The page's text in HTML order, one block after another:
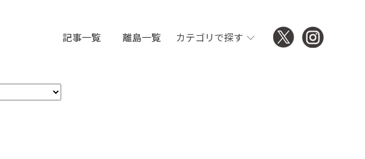
記事一覧 離島一覧 カテゴリで探す